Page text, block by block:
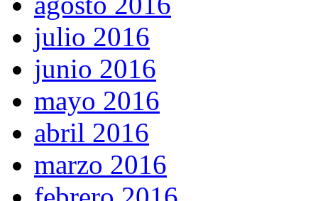
julio 2016
junio 2016
mayo 2016
abril 2016
marzo 2016